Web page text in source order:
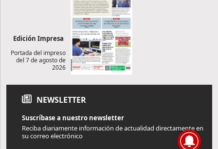
Edición Impresa
Portada del impreso
del 7 de agosto de
2026
NEWSLETTER
Suscríbase a nuestro newsletter
Reciba diariamente información de actualidad directamente en
su correo electrónico